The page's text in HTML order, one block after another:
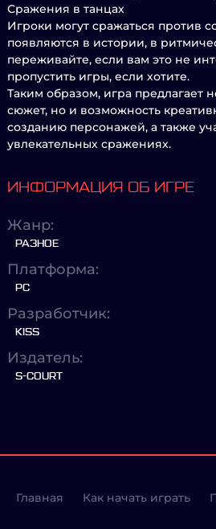
Сражения в танцах
Игроки могут сражаться против
появляются в истории, в
переживайте, если вам это не
пропустить игры, если хотите.
Таким образом, игра предлагает
сюжет, но и возможность
созданию персонажей, а также
увлекательных сражениях.
ИНФОРМАЦИЯ ОБ ИГРЕ
Жанр:
РАЗНОЕ
Платформа:
PC
Разработчик:
KISS
Издатель:
S-COURT
Главная Как начать играть